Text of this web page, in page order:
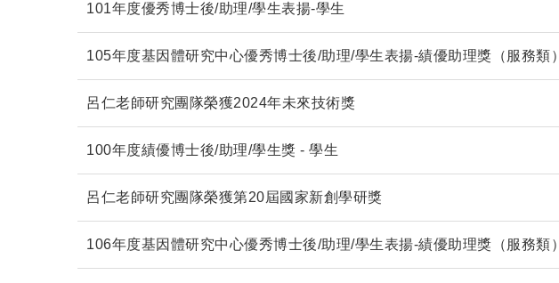
101年度優秀博士後/助理/學生表揚-學生
105年度基因體研究中心優秀博士後/助理/學生表揚-績優助理獎（服務類）
呂仁老師研究團隊榮獲2024年未來技術獎
100年度績優博士後/助理/學生獎 - 學生
呂仁老師研究團隊榮獲第20屆國家新創學研獎
106年度基因體研究中心優秀博士後/助理/學生表揚-績優助理獎（服務類）